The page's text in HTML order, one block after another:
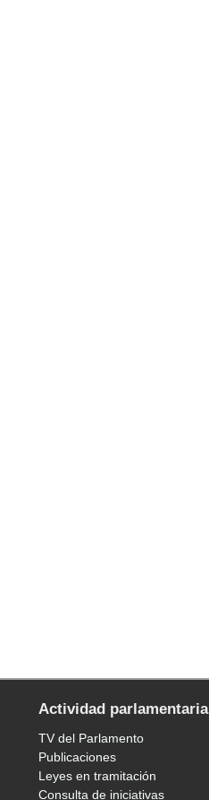
Actividad parlamentaria
TV del Parlamento
Publicaciones
Leyes en tramitación
Consulta de iniciativas